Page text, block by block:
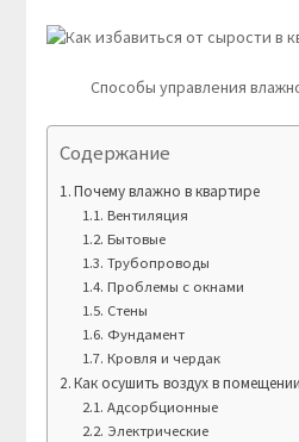
Способы управления
Содержание
Почему влажно в квартире
Вентиляция
Бытовые
Трубопроводы
Проблемы с окнами
Стены
Фундамент
Кровля и чердак
Как осушить воздух в помещении
Адсорбционные
Электрические